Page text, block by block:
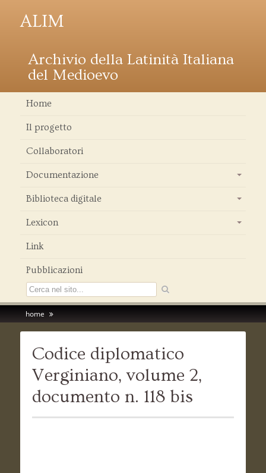
ALIM
Archivio della Latinità Italiana
del Medioevo
Home
Il progetto
Collaboratori
Documentazione
Biblioteca digitale
Lexicon
Link
Pubblicazioni
home
Codice diplomatico
Verginiano, volume 2,
documento n. 118 bis